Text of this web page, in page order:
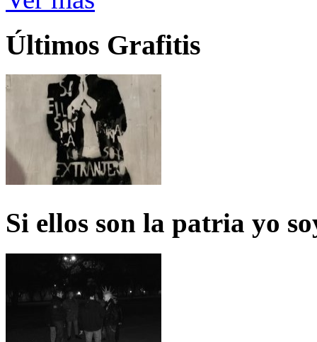
Últimos Grafitis
Si ellos son la patria yo